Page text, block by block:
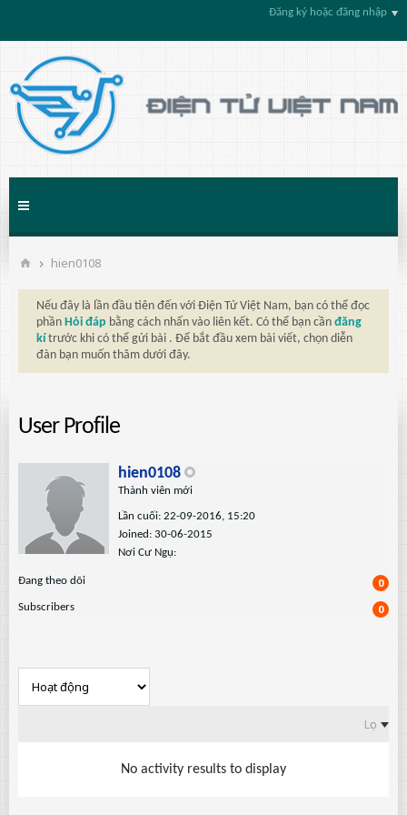
Đăng ký hoặc đăng nhập
hien0108
Nếu đây là lần đầu tiên đến với Điện Tử Việt Nam, bạn có thể đọc
phần Hỏi đáp bằng cách nhấn vào liên kết. Có thể bạn cần đăng
kí trước khi có thể gửi bài . Để bắt đầu xem bài viết, chọn diễn
đàn bạn muốn thăm dưới đây.
User Profile
hien0108
Thành viên mới
Lần cuối: 22-09-2016, 15:20
Joined: 30-06-2015
Nơi Cư Ngụ:
Ðang theo dõi 0
Subscribers 0
Lọc
No activity results to display